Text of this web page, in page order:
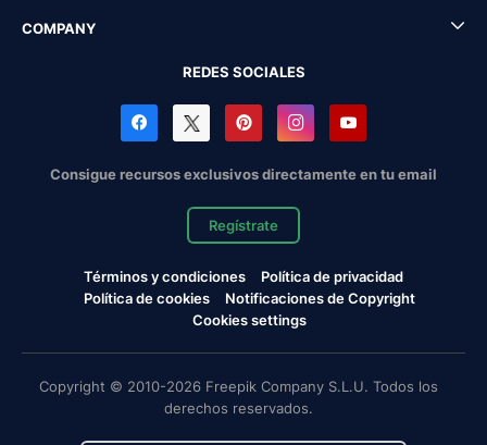
COMPANY
REDES SOCIALES
Consigue recursos exclusivos directamente en tu email
Regístrate
Términos y condiciones
Política de privacidad
Política de cookies
Notificaciones de Copyright
Cookies settings
Copyright © 2010-2026 Freepik Company S.L.U. Todos los
derechos reservados.